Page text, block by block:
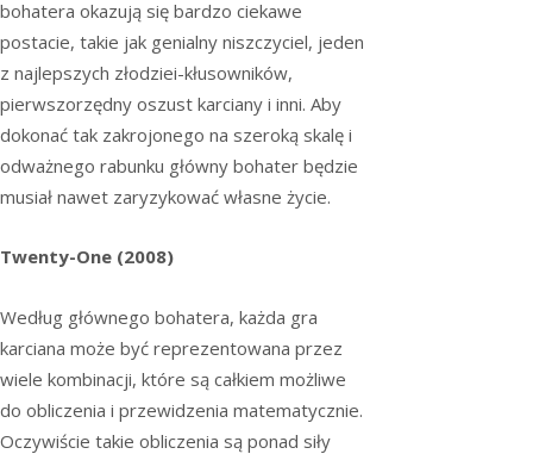
bohatera okazują się bardzo ciekawe
postacie, takie jak genialny niszczyciel, jeden
z najlepszych złodziei-kłusowników,
pierwszorzędny oszust karciany i inni. Aby
dokonać tak zakrojonego na szeroką skalę i
odważnego rabunku główny bohater będzie
musiał nawet zaryzykować własne życie.
Twenty-One (2008)
Według głównego bohatera, każda gra
karciana może być reprezentowana przez
wiele kombinacji, które są całkiem możliwe
do obliczenia i przewidzenia matematycznie.
Oczywiście takie obliczenia są ponad siły